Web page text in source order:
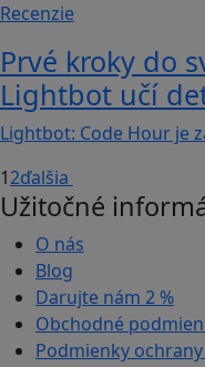
Recenzie
Prvé kroky do
Lightbot učí
Lightbot: Code Hour je
12ďalšia
Užitočné
O nás
Blog
Darujte nám 2 %
Obchodné
Podmienky